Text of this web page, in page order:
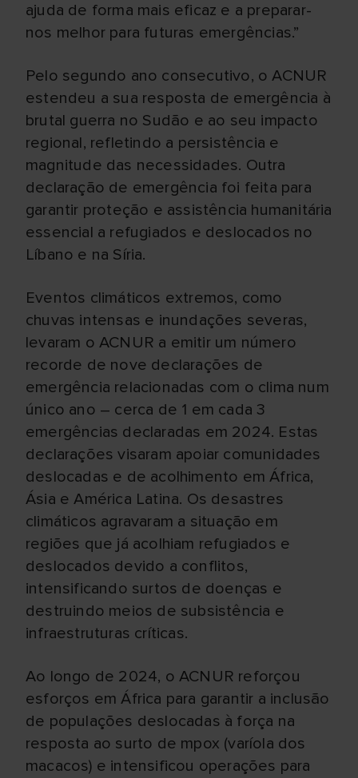
ajuda de forma mais eficaz e a preparar-
nos melhor para futuras emergências.”
Pelo segundo ano consecutivo, o ACNUR
estendeu a sua resposta de emergência à
brutal guerra no Sudão e ao seu impacto
regional, refletindo a persistência e
magnitude das necessidades. Outra
declaração de emergência foi feita para
garantir proteção e assistência humanitária
essencial a refugiados e deslocados no
Líbano e na Síria.
Eventos climáticos extremos, como
chuvas intensas e inundações severas,
levaram o ACNUR a emitir um número
recorde de nove declarações de
emergência relacionadas com o clima num
único ano – cerca de 1 em cada 3
emergências declaradas em 2024. Estas
declarações visaram apoiar comunidades
deslocadas e de acolhimento em África,
Ásia e América Latina. Os desastres
climáticos agravaram a situação em
regiões que já acolhiam refugiados e
deslocados devido a conflitos,
intensificando surtos de doenças e
destruindo meios de subsistência e
infraestruturas críticas.
Ao longo de 2024, o ACNUR reforçou
esforços em África para garantir a inclusão
de populações deslocadas à força na
resposta ao surto de mpox (varíola dos
macacos) e intensificou operações para